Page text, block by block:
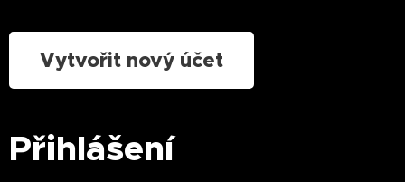
Vytvořit nový účet
Přihlášení